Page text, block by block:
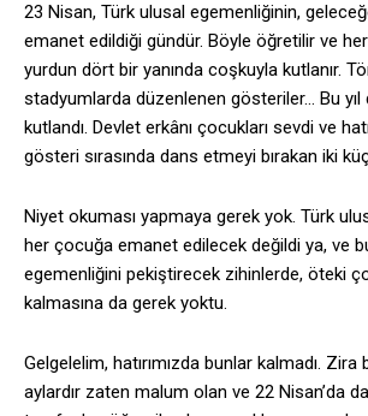
23 Nisan, Türk ulusal egemenliğinin,
emanet edildiği gündür. Böyle öğretilir ve her
yurdun dört bir yanında coşkuyla kutlanır.
stadyumlarda düzenlenen gösteriler… Bu yıl
kutlandı. Devlet erkânı çocukları sevdi ve
gösteri sırasında dans etmeyi bırakan iki
Niyet okuması yapmaya gerek yok. Türk
her çocuğa emanet edilecek değildi ya, ve
egemenliğini pekiştirecek zihinlerde, öteki
kalmasına da gerek yoktu.
Gelgelelim, hatırımızda bunlar kalmadı. Zira
aylardır zaten malum olan ve 22 Nisan’da